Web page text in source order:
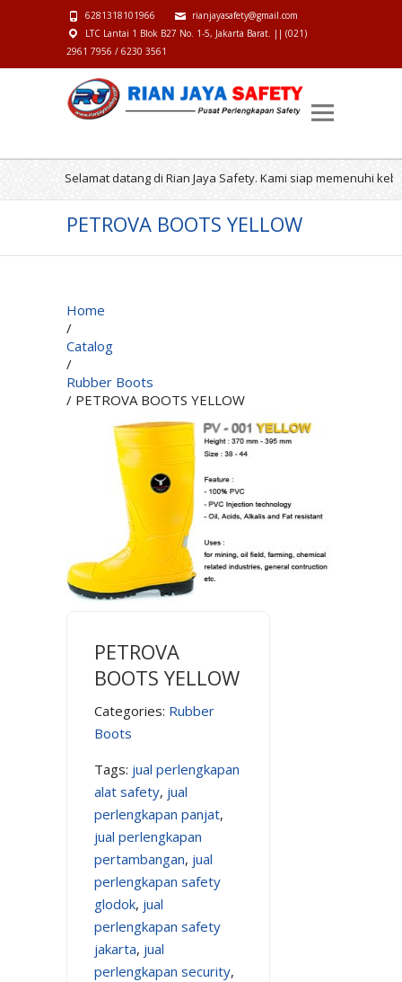
6281318101966
rianjayasafety@gmail.com
LTC Lantai 1 Blok B27 No. 1-5, Jakarta Barat. || (021)
2961 7956 / 6230 3561
Selamat datang di Rian Jaya Safety. Kami siap memenuhi
PETROVA BOOTS YELLOW
Home
/
Catalog
/
Rubber Boots
/ PETROVA BOOTS YELLOW
PETROVA
BOOTS YELLOW
Categories: Rubber
Boots
Tags: jual perlengkapan
alat safety, jual
perlengkapan panjat,
jual perlengkapan
pertambangan, jual
perlengkapan safety
glodok, jual
perlengkapan safety
jakarta, jual
perlengkapan security,